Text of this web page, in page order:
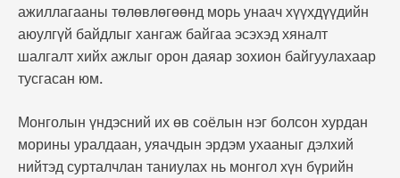
ажиллагааны төлөвлөгөөнд морь унаач хүүхдүүдийн
аюулгүй байдлыг хангаж байгаа эсэхэд хяналт
шалгалт хийх ажлыг орон даяар зохион байгуулахаар
тусгасан юм.
Монголын үндэсний их өв соёлын нэг болсон хурдан
морины уралдаан, уяачдын эрдэм ухааныг дэлхий
нийтэд сурталчлан таниулах нь монгол хүн бүрийн